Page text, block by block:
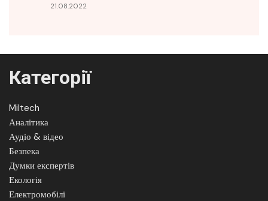
21.08.2022
Категорії
Miltech
Аналітика
Аудіо & відео
Безпека
Думки експертів
Екологія
Електромобілі